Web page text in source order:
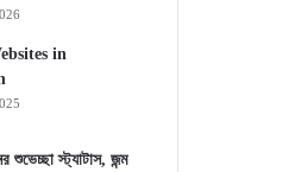
in
শুভেচ্ছা স্ট্যাটাস, জন্ম